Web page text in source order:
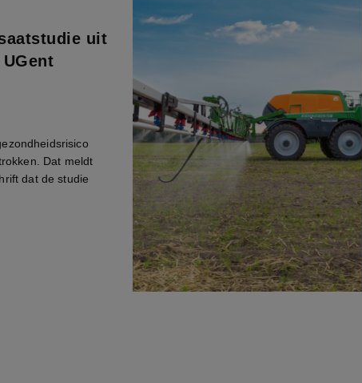
uit
Dat meldt
dat de studie